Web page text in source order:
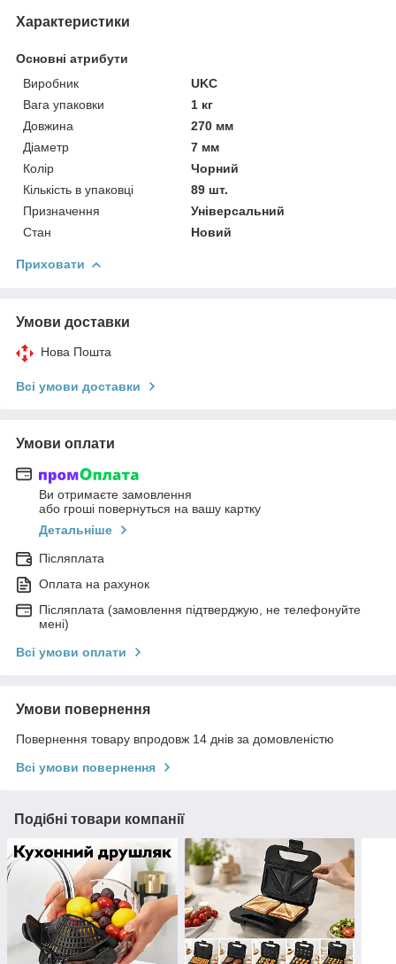
Характеристики
Основні атрибути
Виробник
UKC
Вага упаковки
1 кг
Довжина
270 мм
Діаметр
7 мм
Колір
Чорний
Кількість в упаковці
89 шт.
Призначення
Універсальний
Стан
Новий
Приховати
Умови доставки
Нова Пошта
Всі умови доставки
Умови оплати
Ви отримаєте замовлення
або гроші повернуться на вашу картку
Детальніше
Післяплата
Оплата на рахунок
Післяплата (замовлення підтверджую, не телефонуйте
мені)
Всі умови оплати
Умови повернення
Повернення товару впродовж 14 днів за домовленістю
Всі умови повернення
Подібні товари компанії